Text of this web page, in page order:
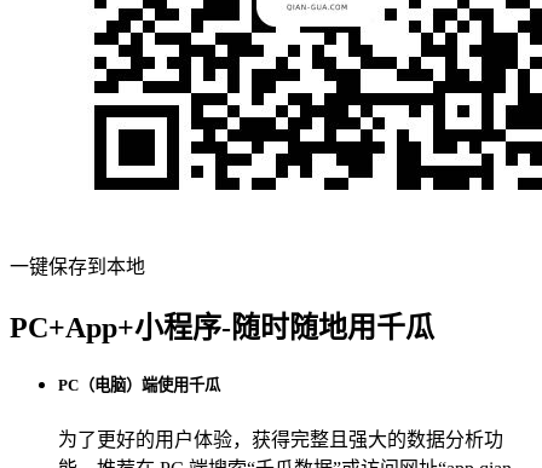
一键保存到本地
PC+App+小程序-随时随地用千瓜
PC（电脑）端使用千瓜
为了更好的用户体验，获得完整且强大的数据分析功